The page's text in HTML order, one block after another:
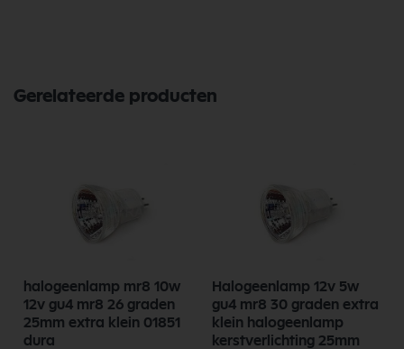
Gerelateerde producten
halogeenlamp mr8 10w
12v gu4 mr8 26 graden
25mm extra klein 01851
dura
Halogeenlamp 12v 5w
gu4 mr8 30 graden extra
klein halogeenlamp
kerstverlichting 25mm